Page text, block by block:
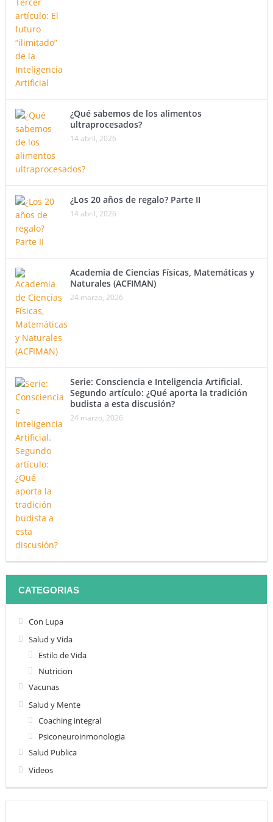
¿Qué sabemos de los alimentos
ultraprocesados?
14 abril, 2026
¿Los 20 años de regalo? Parte II
14 abril, 2026
Academia de Ciencias Físicas, Matemáticas y
Naturales (ACFIMAN)
24 marzo, 2026
Serie: Consciencia e Inteligencia Artificial.
Segundo artículo: ¿Qué aporta la tradición
budista a esta discusión?
24 marzo, 2026
CATEGORIAS
Con Lupa
Salud y Vida
Estilo de Vida
Nutricion
Vacunas
Salud y Mente
Coaching integral
Psiconeuroinmonologia
Salud Publica
Videos